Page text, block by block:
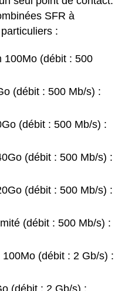
SFR à
:
100Mo (débit : 500
(débit : 500 Mb/s) :
(débit : 500 Mb/s) :
(débit : 500 Mb/s) :
(débit : 500 Mb/s) :
(débit : 500 Mb/s) :
(débit : 2 Gb/s) :